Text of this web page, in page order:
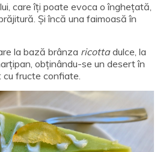
care îți poate evoca o înghețată,
Și încă una faimoasă în
la bază brânza ricottadulce, la
obținându-se un desert în
fructe confiate.